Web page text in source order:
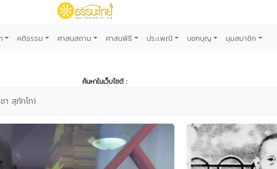
คติธรรม ศาสนสถาน ศาสนพิธี ประเพณี บอกบุญ มุมสมาชิก
ค้นหาในเว็บไซต์ :
า สุภัทโท)